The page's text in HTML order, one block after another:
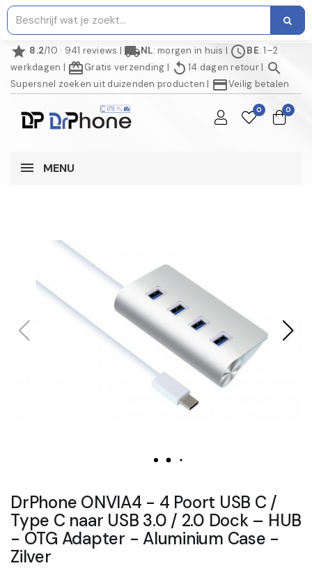
star 8.2/10 · 941 reviews | local_shippingNL: morgen in huis | scheduleBE: 1–2
werkdagen | redeemGratis verzending | replay 14 dagen retour| search
Supersnel zoeken uit duizenden producten | credit_cardVeilig betalen
0 0
MENU
DrPhone ONVIA4 - 4 Poort USB C /
Type C naar USB 3.0 / 2.0 Dock – HUB
- OTG Adapter - Aluminium Case -
Zilver